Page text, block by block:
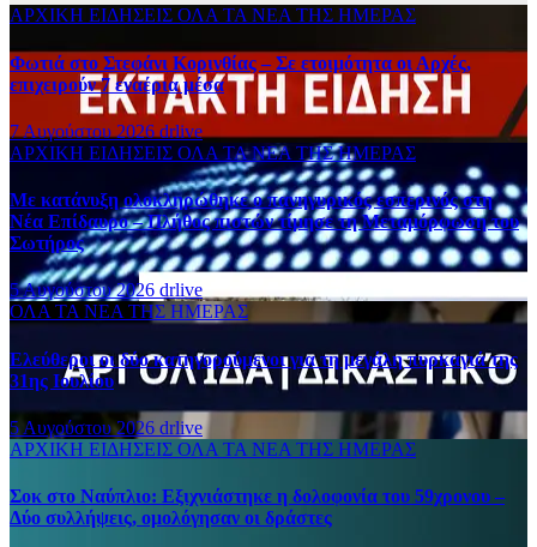
ΑΡΧΙΚΗ ΕΙΔΗΣΕΙΣ ΟΛΑ ΤΑ ΝΕΑ ΤΗΣ ΗΜΕΡΑΣ
Φωτιά στο Στεφάνι Κορινθίας – Σε ετοιμότητα οι Αρχές,
επιχειρούν 7 εναέρια μέσα
7 Αυγούστου 2026drlive
ΑΡΧΙΚΗ ΕΙΔΗΣΕΙΣ ΟΛΑ ΤΑ ΝΕΑ ΤΗΣ ΗΜΕΡΑΣ
Με κατάνυξη ολοκληρώθηκε ο πανηγυρικός εσπερινός στη
Νέα Επίδαυρο – Πλήθος πιστών τίμησε τη Μεταμόρφωση του
Σωτήρος
5 Αυγούστου 2026 drlive
ΟΛΑ ΤΑ ΝΕΑ ΤΗΣ ΗΜΕΡΑΣ
Ελεύθεροι οι δύο κατηγορούμενοι για τη μεγάλη πυρκαγιά της
31ης Ιουλίου
5 Αυγούστου 2026 drlive
ΑΡΧΙΚΗ ΕΙΔΗΣΕΙΣ ΟΛΑ ΤΑ ΝΕΑ ΤΗΣ ΗΜΕΡΑΣ
Σοκ στο Ναύπλιο: Εξιχνιάστηκε η δολοφονία του 59χρονου –
Δύο συλλήψεις, ομολόγησαν οι δράστες